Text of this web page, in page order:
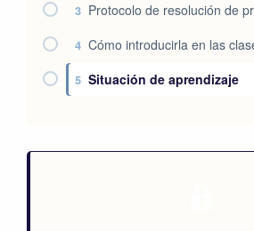
3 Protocolo de resolución de
4 Cómo introducirla en las
5 Situación de aprendizaje